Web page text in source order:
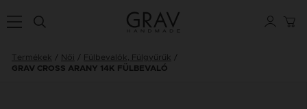
Termékek Női Fülbevalók, Fülgyűrűk
GRAV CROSS ARANY 14K FÜLBEVALÓ